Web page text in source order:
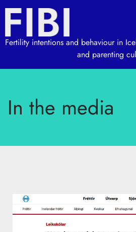
Fertility intentions and behaviour in
and parenting
In the media